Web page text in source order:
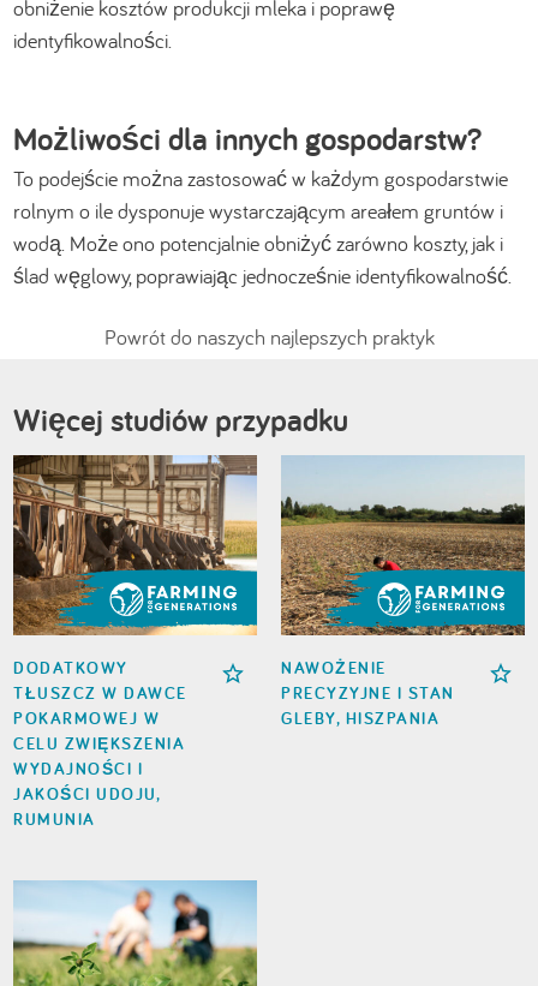
obniżenie kosztów produkcji mleka i poprawę
identyfikowalności.
Możliwości dla innych gospodarstw?
To podejście można zastosować w każdym gospodarstwie
rolnym o ile dysponuje wystarczającym areałem gruntów i
wodą. Może ono potencjalnie obniżyć zarówno koszty, jak i
ślad węglowy, poprawiając jednocześnie identyfikowalność.
Powrót do naszych najlepszych praktyk
Więcej studiów przypadku
DODATKOWY
TŁUSZCZ W DAWCE
POKARMOWEJ W
CELU ZWIĘKSZENIA
WYDAJNOŚCI I
JAKOŚCI UDOJU,
RUMUNIA
NAWOŻENIE
PRECYZYJNE I STAN
GLEBY, HISZPANIA